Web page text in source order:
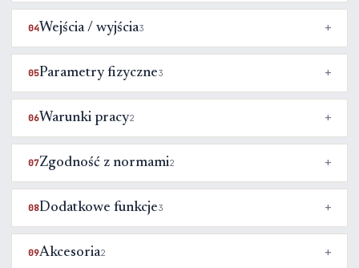
04Wejścia / wyjścia3
05Parametry fizyczne3
06Warunki pracy2
07Zgodność z normami2
08Dodatkowe funkcje3
09Akcesoria2